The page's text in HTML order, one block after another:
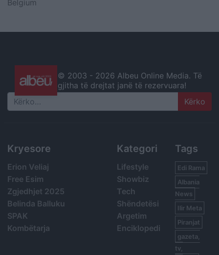
Belgium
© 2003 - 2026 Albeu Online Media. Të
gjitha të drejtat janë të rezervuara!
Search
Kryesore
Erion Veliaj
Free Esim
Zgjedhjet 2025
Belinda Balluku
SPAK
Kombëtarja
Kategori
Lifestyle
Showbiz
Tech
Shëndetësi
Argetim
Enciklopedi
Tags
Edi Rama
Albania
News
Ilir Meta
Piranjat
gazeta,
tv,